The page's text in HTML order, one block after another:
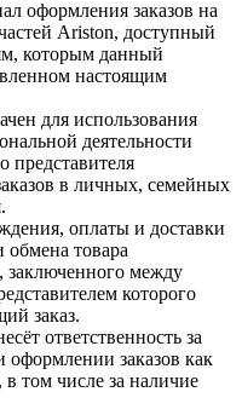
оформления заказов на
Ariston, доступный
которым данный
настоящим
для использования
деятельности
представителя
в личных, семейных
оплаты и доставки
обмена товара
заключенного между
которого
заказ.
ответственность за
оформлении заказов как
том числе за наличие